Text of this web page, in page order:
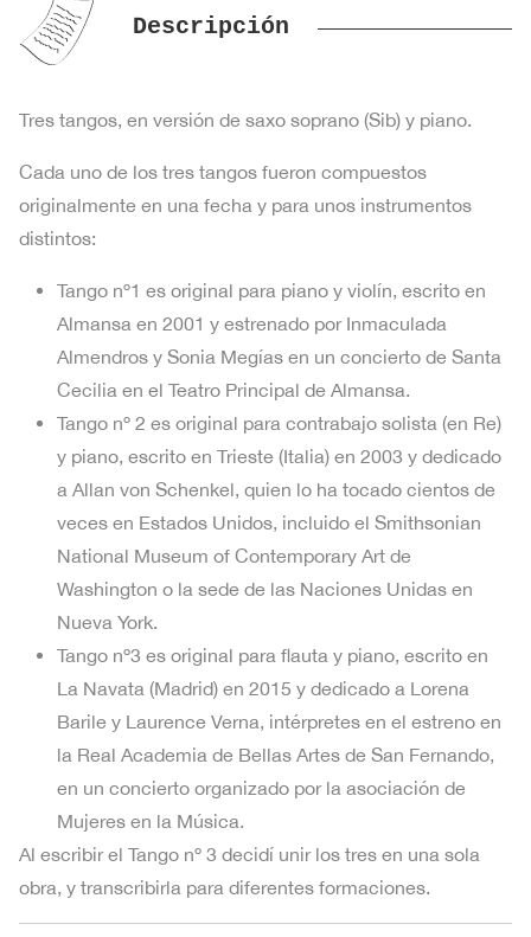
Descripción
Tres tangos, en versión de saxo soprano (Sib) y piano.
Cada uno de los tres tangos fueron compuestos
originalmente en una fecha y para unos instrumentos
distintos:
Tango nº1 es original para piano y violín, escrito en
Almansa en 2001 y estrenado por Inmaculada
Almendros y Sonia Megías en un concierto de Santa
Cecilia en el Teatro Principal de Almansa.
Tango nº 2 es original para contrabajo solista (en Re)
y piano, escrito en Trieste (Italia) en 2003 y dedicado
a Allan von Schenkel, quien lo ha tocado cientos de
veces en Estados Unidos, incluido el Smithsonian
National Museum of Contemporary Art de
Washington o la sede de las Naciones Unidas en
Nueva York.
Tango nº3 es original para flauta y piano, escrito en
La Navata (Madrid) en 2015 y dedicado a Lorena
Barile y Laurence Verna, intérpretes en el estreno en
la Real Academia de Bellas Artes de San Fernando,
en un concierto organizado por la asociación de
Mujeres en la Música.
Al escribir el Tango nº 3 decidí unir los tres en una sola
obra, y transcribirla para diferentes formaciones.